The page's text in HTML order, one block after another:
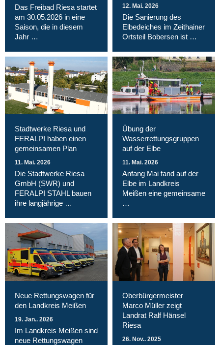
Das Freibad Riesa startet
am 30.05.2026 in eine
Saison, die in diesem
Jahr …
12. Mai. 2026
Die Sanierung des
Elbedeiches im Zeithainer
Ortsteil Bobersen ist …
Stadtwerke Riesa und
FERALPI haben einen
gemeinsamen Plan
11. Mai. 2026
Die Stadtwerke Riesa
GmbH (SWR) und
FERALPI STAHL bauen
ihre langjährige …
Übung der
Wasserrettungsgruppen
auf der Elbe
11. Mai. 2026
Anfang Mai fand auf der
Elbe im Landkreis
Meißen eine gemeinsame
…
Neue Rettungswagen für
den Landkreis Meißen
19. Jan.. 2026
Im Landkreis Meißen sind
neue Rettungswagen
Oberbürgermeister
Marco Müller zeigt
Landrat Ralf Hänsel
Riesa
26. Nov.. 2025